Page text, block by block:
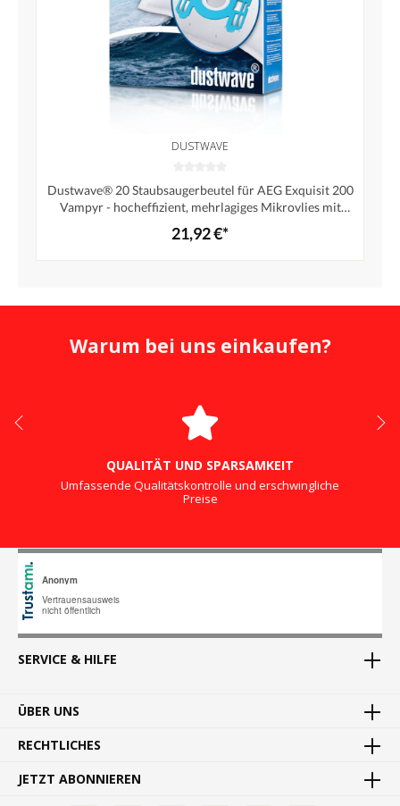
DUSTWAVE
Dustwave® 20 Staubsaugerbeutel für AEG Exquisit 200
Vampyr - hocheffizient, mehrlagiges Mikrovlies mit
Hygieneverschluss - Made in Germany
21,92 €*
Warum bei uns einkaufen?
QUALITÄT UND SPARSAMKEIT
Umfassende Qualitätskontrolle und erschwingliche
Preise
SERVICE & HILFE
ÜBER UNS
RECHTLICHES
JETZT ABONNIEREN